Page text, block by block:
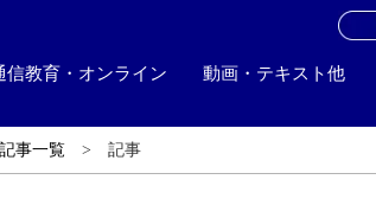
信教育・オンライン 動画・テキスト他
事一覧 記事